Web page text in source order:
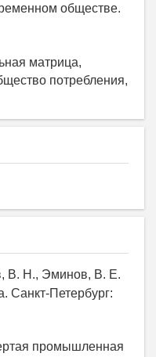
обществе.
матрица,
потребления,
В. Н., Эминов, В. Е.
Санкт-Петербург:
промышленная